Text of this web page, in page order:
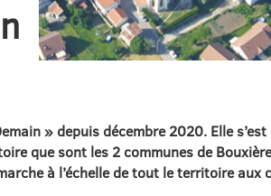
» depuis décembre 2020. Elle
que sont les 2 communes de
à l’échelle de tout le territoire aux